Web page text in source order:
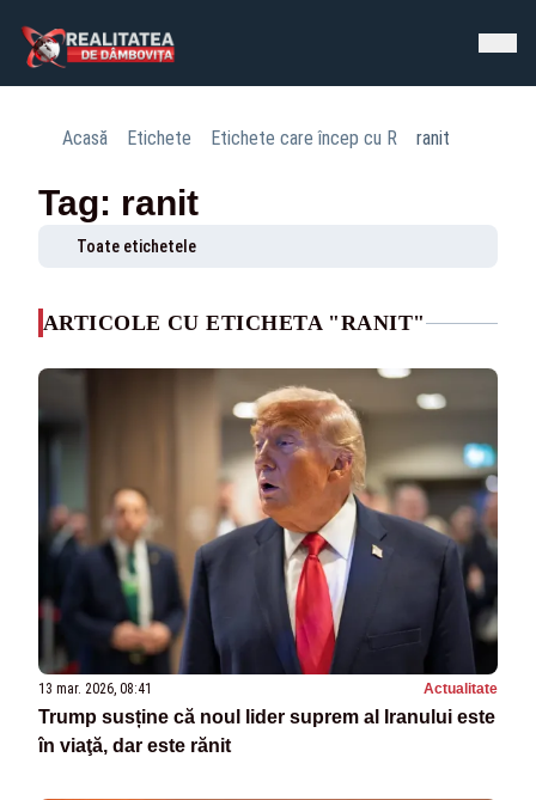
Acasă Etichete Etichete care încep cu R ranit
Tag: ranit
Toate etichetele
ARTICOLE CU ETICHETA "RANIT"
13 mar. 2026, 08:41 Actualitate
Trump susține că noul lider suprem al Iranului este
în viaţă, dar este rănit